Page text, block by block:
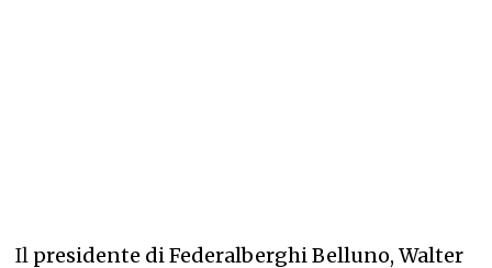
Il presidente di Federalberghi Belluno, Walter